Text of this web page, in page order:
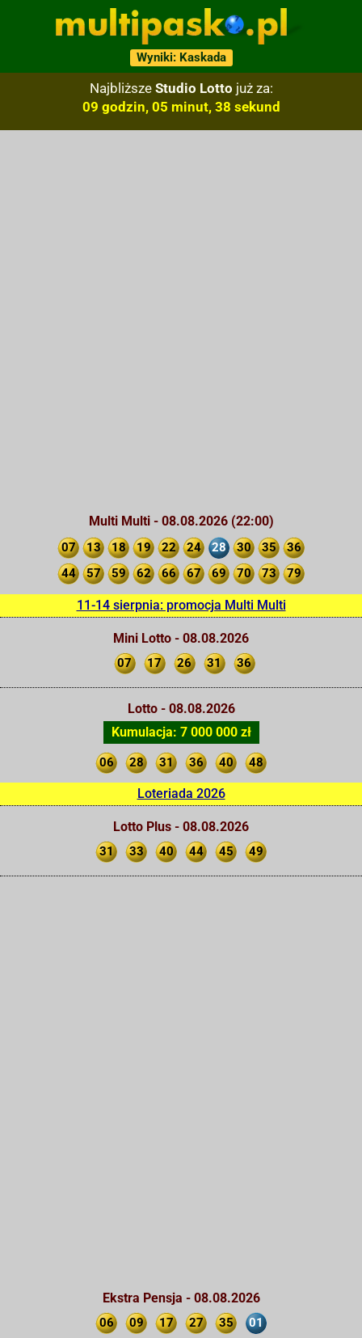
Wyniki: Kaskada
Najbliższe Studio Lotto już za:
09 godzin, 05 minut, 37 sekund
Multi Multi - 08.08.2026 (22:00)
07 13 18 19 22 24 28 30 35
36
44
57 59 62 66 67 69 70 73 79
11-14 sierpnia: promocja Multi Multi
Mini Lotto - 08.08.2026
07 17 26 31 36
Lotto - 08.08.2026
Kumulacja: 7 000 000 zł
06 28 31 36 40 48
Loteriada 2026
Lotto Plus - 08.08.2026
31 33 40 44 45 49
Ekstra Pensja - 08.08.2026
06 09 17 27 35 01